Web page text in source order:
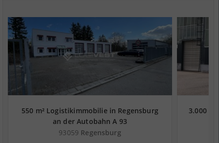
550 m² Logistikimmobilie in Regensburg
an der Autobahn A 93
93059 Regensburg
3.000